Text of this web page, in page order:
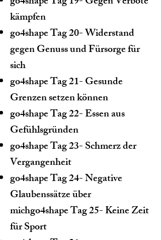
kämpfen
go4shape Tag 20- Widerstand
gegen Genuss und Fürsorge für
sich
go4shape Tag 21- Gesunde
Grenzen setzen können
go4shape Tag 22- Essen aus
Gefühlsgründen
go4shape Tag 23- Schmerz der
Vergangenheit
go4shape Tag 24- Negative
Glaubenssätze über
michgo4shape Tag 25- Keine Zeit
für Sport